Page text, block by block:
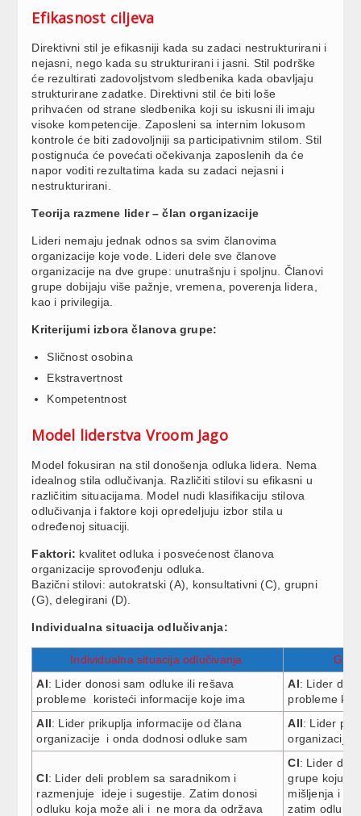
Efikasnost ciljeva
Direktivni stil je efikasniji kada su zadaci nestrukturirani i
nejasni, nego kada su strukturirani i jasni. Stil podrške
će rezultirati zadovoljstvom sledbenika kada obavljaju
strukturirane zadatke. Direktivni stil će biti loše
prihvaćen od strane sledbenika koji su iskusni ili imaju
visoke kompetencije. Zaposleni sa internim lokusom
kontrole će biti zadovoljniji sa participativnim stilom. Stil
postignuća će povećati očekivanja zaposlenih da će
napor voditi rezultatima kada su zadaci nejasni i
nestrukturirani.
Teorija razmene lider – član organizacije
Lideri nemaju jednak odnos sa svim članovima
organizacije koje vode. Lideri dele sve članove
organizacije na dve grupe: unutrašnju i spoljnu. Članovi
grupe dobijaju više pažnje, vremena, poverenja lidera,
kao i privilegija.
Kriterijumi izbora članova grupe:
Sličnost osobina
Ekstravertnost
Kompetentnost
Model liderstva Vroom Jago
Model fokusiran na stil donošenja odluka lidera. Nema
idealnog stila odlučivanja. Različiti stilovi su efikasni u
različitim situacijama. Model nudi klasifikaciju stilova
odlučivanja i faktore koji opredeljuju izbor stila u
određenoj situaciji.
Faktori: kvalitet odluka i posvećenost članova
organizacije sprovođenju odluka.
Bazični stilovi: autokratski (A), konsultativni (C), grupni
(G), delegirani (D).
Individualna situacija odlučivanja:
Individualna situacija odlučivanja
AI: Lider donosi sam odluke ili rešava
probleme koristeći informacije koje ima
AI: Lider
probleme
AII: Lider prikuplja informacije od člana
organizacije i onda dodnosi odluke sam
AII: Lider
organizacije i
CI: Lider deli problem sa saradnikom i
razmenjuje ideje i sugestije. Zatim donosi
odluku koja može ali i ne mora da održava
CI: Lider deli
grupe koju
mišljenja i
zatim odluku